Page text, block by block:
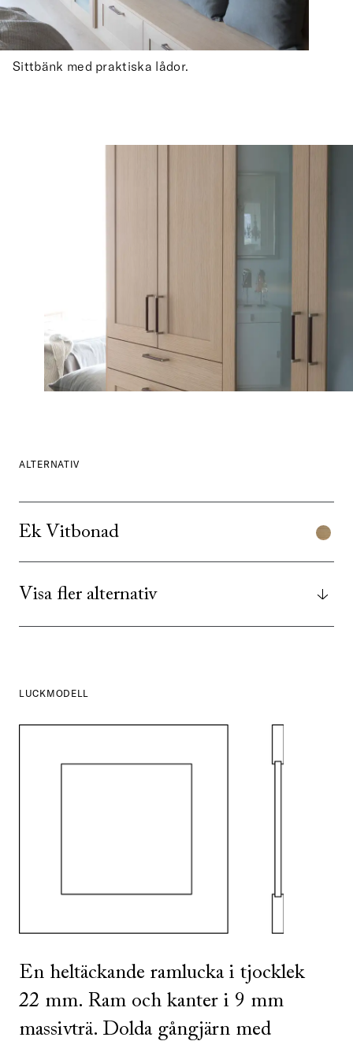
Sittbänk med praktiska lådor.
ALTERNATIV
Ek Vitbonad
Visa fler alternativ
LUCKMODELL
En heltäckande ramlucka i tjocklek
22 mm. Ram och kanter i 9 mm
massivträ. Dolda gångjärn med